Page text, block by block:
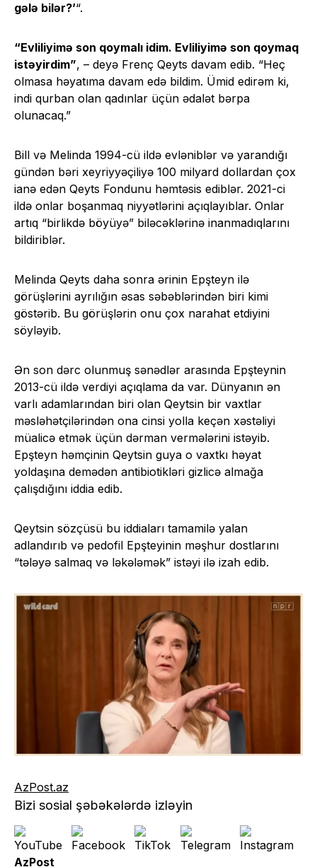
gələ bilər?’“.
“Evliliyimə son qoymalı idim. Evliliyimə son qoymaq
istəyirdim”, – deyə Frenç Qeyts davam edib. “Heç
olmasa həyatıma davam edə bildim. Ümid edirəm ki,
indi qurban olan qadınlar üçün ədalət bərpa
olunacaq.”
Bill və Melinda 1994-cü ildə evləniblər və yarandığı
gündən bəri xeyriyyəçiliyə 100 milyard dollardan çox
ianə edən Qeyts Fondunu həmtəsis ediblər. 2021-ci
ildə onlar boşanmaq niyyətlərini açıqlayıblar. Onlar
artıq “birlikdə böyüyə” biləcəklərinə inanmadıqlarını
bildiriblər.
Melinda Qeyts daha sonra ərinin Epşteyn ilə
görüşlərini ayrılığın əsas səbəblərindən biri kimi
göstərib. Bu görüşlərin onu çox narahat etdiyini
söyləyib.
Ən son dərc olunmuş sənədlər arasında Epşteynin
2013-cü ildə verdiyi açıqlama da var. Dünyanın ən
varlı adamlarından biri olan Qeytsin bir vaxtlar
məsləhətçilərindən ona cinsi yolla keçən xəstəliyi
müalicə etmək üçün dərman vermələrini istəyib.
Epşteyn həmçinin Qeytsin guya o vaxtkı həyat
yoldaşına demədən antibiotikləri gizlicə almağa
çalışdığını iddia edib.
Qeytsin sözçüsü bu iddiaları tamamilə yalan
adlandırıb və pedofil Epşteyinin məşhur dostlarını
“tələyə salmaq və ləkələmək” istəyi ilə izah edib.
AzPost.az
Bizi sosial şəbəkələrdə izləyin
AzPost